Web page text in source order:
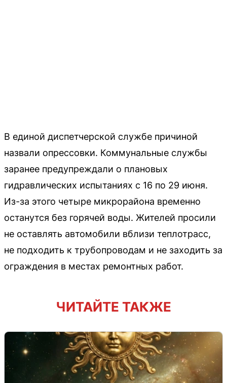
В единой диспетчерской службе причиной
назвали опрессовки. Коммунальные службы
заранее предупреждали о плановых
гидравлических испытаниях с 16 по 29 июня.
Из-за этого четыре микрорайона временно
останутся без горячей воды. Жителей просили
не оставлять автомобили вблизи теплотрасс,
не подходить к трубопроводам и не заходить за
ограждения в местах ремонтных работ.
ЧИТАЙТЕ ТАКЖЕ